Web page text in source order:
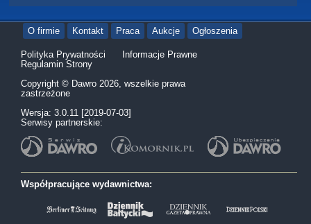
O firmie Kontakt Praca Aukcje Ogłoszenia
Polityka Prywatności
Informacje Prawne
Regulamin Strony
Copyright © Dawro 2026, wszelkie prawa
zastrzeżone
Wersja: 3.0.11 [2019-07-03]
Serwisy partnerskie:
Współpracujące wydawnictwa: